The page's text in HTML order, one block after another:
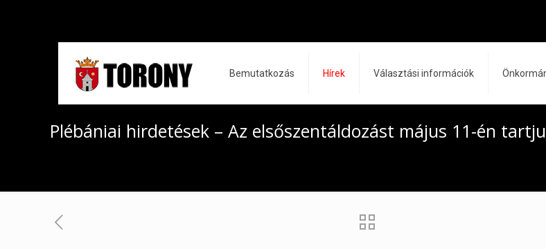
Bemutatkozás Hírek Választási információk
Plébániai hirdetések – Az elsőszentáldozást május 11-én